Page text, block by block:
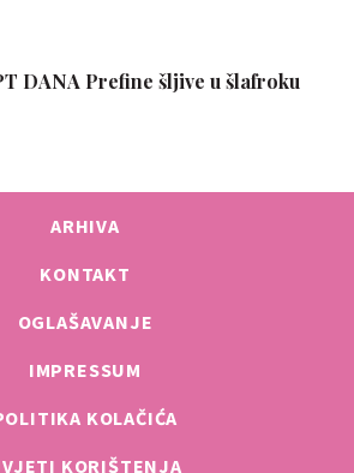
ARHIVA
KONTAKT
OGLAŠAVANJE
IMPRESSUM
KOLAČIĆA
KORIŠTENJA